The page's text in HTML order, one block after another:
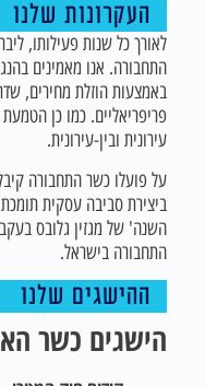
העקרונות שלנו
לאורך כל שנות פעילותו,
התחבורה. אנו מאמינים
באמצעות הוזלת מחירים,
פריפריאליים. כמו כן הטמעת
עירונית ובין-עירונית.
על פועלו כשר התחבורה
השנה' של מגזין גלובס
התחבורה בישראל.
ההישגים שלנו
הישגים כשר